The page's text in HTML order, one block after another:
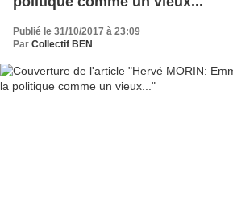
Publié le 31/10/2017 à 23:09
Par Collectif BEN